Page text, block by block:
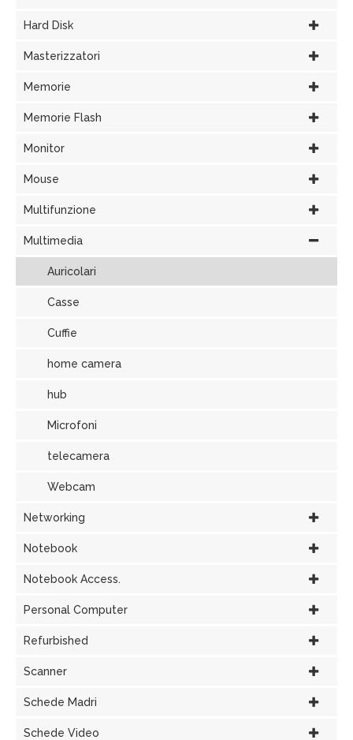
Hard Disk
Masterizzatori
Memorie
Memorie Flash
Monitor
Mouse
Multifunzione
Multimedia
Auricolari
Casse
Cuffie
home camera
hub
Microfoni
telecamera
Webcam
Networking
Notebook
Notebook Access.
Personal Computer
Refurbished
Scanner
Schede Madri
Schede Video